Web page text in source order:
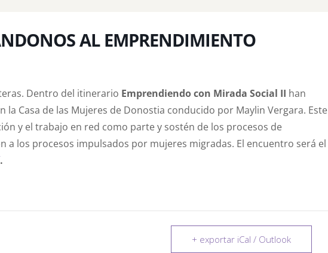
AL EMPRENDIMIENTO
Dentro del itinerario Emprendiendo con Mirada Social II han
Casa de las Mujeres de Donostia conducido por Maylin Vergara. Este
y el trabajo en red como parte y sostén de los procesos de
a los procesos impulsados por mujeres migradas. El encuentro será el
.
+ exportar iCal / Outlook